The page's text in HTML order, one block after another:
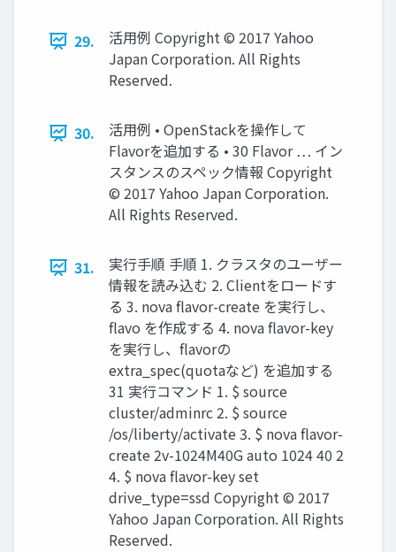
29.
活用例 Copyright © 2017 Yahoo
Japan Corporation. All Rights
Reserved.
30.
活用例 • OpenStackを操作して
Flavorを追加する • 30 Flavor … イン
スタンスのスペック情報 Copyright
© 2017 Yahoo Japan Corporation.
All Rights Reserved.
31.
実行手順 手順 1. クラスタのユーザー
情報を読み込む 2. Clientをロードす
る 3. nova flavor-create を実行し、
flavo を作成する 4. nova flavor-key
を実行し、flavorの
extra_spec(quotaなど) を追加する
31 実行コマンド 1. $ source
cluster/adminrc 2. $ source
/os/liberty/activate 3. $ nova flavor-
create 2v-1024M40G auto 1024 40 2
4. $ nova flavor-key set
drive_type=ssd Copyright © 2017
Yahoo Japan Corporation. All Rights
Reserved.